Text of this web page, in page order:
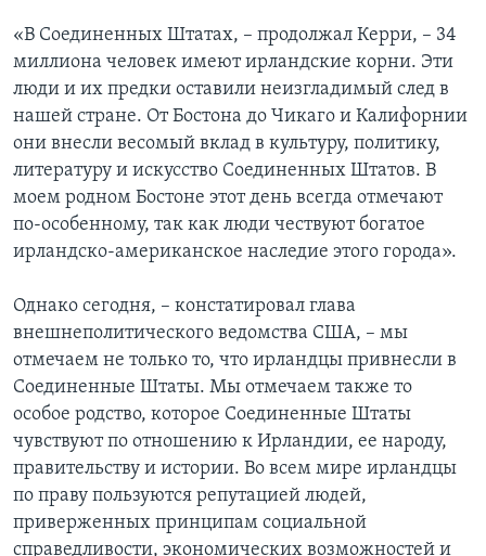
«В Соединенных Штатах, – продолжал Керри, – 34
миллиона человек имеют ирландские корни. Эти
люди и их предки оставили неизгладимый след в
нашей стране. От Бостона до Чикаго и Калифорнии
они внесли весомый вклад в культуру, политику,
литературу и искусство Соединенных Штатов. В
моем родном Бостоне этот день всегда отмечают
по-особенному, так как люди чествуют богатое
ирландско-американское наследие этого города».
Однако сегодня, – констатировал глава
внешнеполитического ведомства США, – мы
отмечаем не только то, что ирландцы привнесли в
Соединенные Штаты. Мы отмечаем также то
особое родство, которое Соединенные Штаты
чувствуют по отношению к Ирландии, ее народу,
правительству и истории. Во всем мире ирландцы
по праву пользуются репутацией людей,
приверженных принципам социальной
справедливости, экономических возможностей и